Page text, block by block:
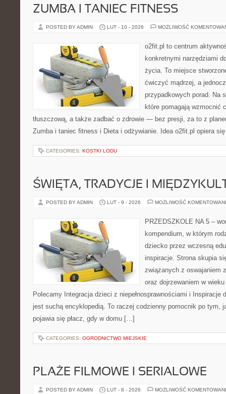
ZUMBA I TANIEC FITNESS
POSTED BY ADMIN LUT - 10 - 2026 MOŻLIWOŚĆ
o2fit.pl to centrum
konkretnymi narzędziami
życia. To miejsce
ćwiczyć mądrzej, a
przypadkowych porad. Na
które pomagają wzmocnić
tłuszczową, a także zadbać o zdrowie — bez presji, za to z
Zumba i taniec fitness i Dieta i odżywianie. Idea o2fit.pl opiera
CATEGORIES: KOSTKI LODU
ŚWIĘTA, TRADYCJE I
POSTED BY ADMIN LUT - 9 - 2026 MOŻLIWOŚĆ
PRZEDSZKOLE NA 5 –
kompendium, w którym
dziecko przez wczesną
inspiracje. Strona skupia
związanych z oswajaniem
oraz dojrzewaniem w
Polecamy Integracja dzieci z niepełnosprawnościami i Inspiracje
jest suchą encyklopedią. To raczej codzienny pomocnik po tym,
pojawia się płacz, gdy w domu […]
CATEGORIES: OGRODNICTWO MIEJSKIE
PLAŻE FILMOWE I SERIALOWE
POSTED BY ADMIN LUT - 8 - 2026 MOŻLIWOŚĆ